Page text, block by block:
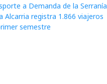
a Demanda de la Serranía
Alcarria registra 1.866 viajeros
semestre